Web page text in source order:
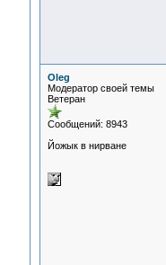
Oleg
Модератор своей темы
Ветеран
Сообщений: 8943
Йожык в нирване